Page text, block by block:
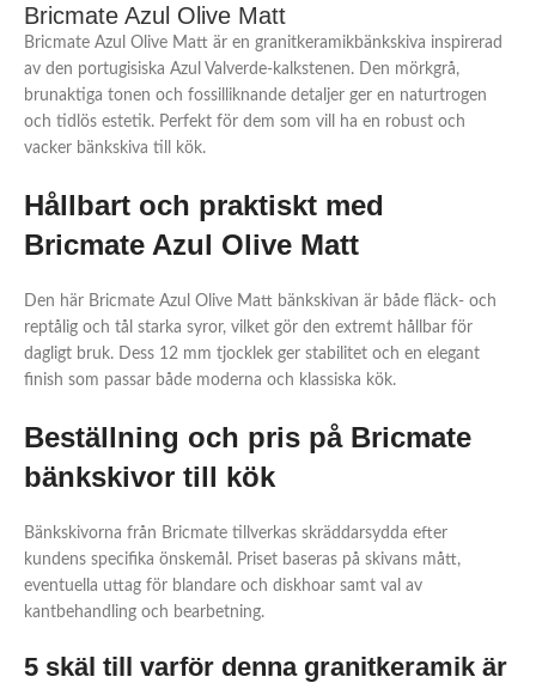
Bricmate Azul Olive Matt
Bricmate Azul Olive Matt är en granitkeramikbänkskiva inspirerad
av den portugisiska Azul Valverde-kalkstenen. Den mörkgrå,
brunaktiga tonen och fossilliknande detaljer ger en naturtrogen
och tidlös estetik. Perfekt för dem som vill ha en robust och
vacker bänkskiva till kök.
Hållbart och praktiskt med
Bricmate Azul Olive Matt
Den här Bricmate Azul Olive Matt bänkskivan är både fläck- och
reptålig och tål starka syror, vilket gör den extremt hållbar för
dagligt bruk. Dess 12 mm tjocklek ger stabilitet och en elegant
finish som passar både moderna och klassiska kök.
Beställning och pris på Bricmate
bänkskivor till kök
Bänkskivorna från Bricmate tillverkas skräddarsydda efter
kundens specifika önskemål. Priset baseras på skivans mått,
eventuella uttag för blandare och diskhoar samt val av
kantbehandling och bearbetning.
5 skäl till varför denna granitkeramik är